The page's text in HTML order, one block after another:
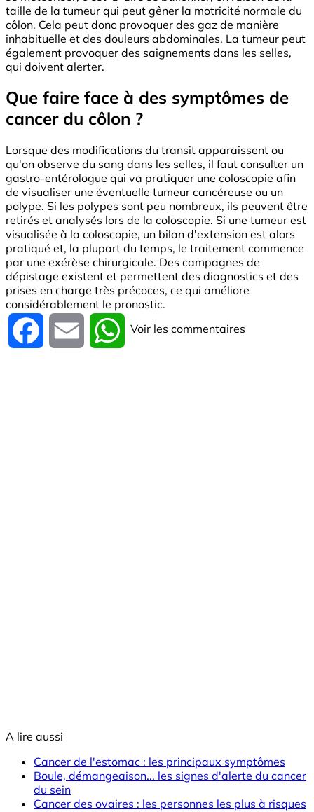
taille de la tumeur qui peut gêner la motricité normale du
côlon. Cela peut donc provoquer des gaz de manière
inhabituelle et des douleurs abdominales. La tumeur peut
également provoquer des saignements dans les selles,
qui doivent alerter.
Que faire face à des symptômes de
cancer du côlon ?
Lorsque des modifications du transit apparaissent ou
qu'on observe du sang dans les selles, il faut consulter un
gastro-entérologue qui va pratiquer une coloscopie afin
de visualiser une éventuelle tumeur cancéreuse ou un
polype. Si les polypes sont peu nombreux, ils peuvent être
retirés et analysés lors de la coloscopie. Si une tumeur est
visualisée à la coloscopie, un bilan d'extension est alors
pratiqué et, la plupart du temps, le traitement commence
par une exérèse chirurgicale. Des campagnes de
dépistage existent et permettent des diagnostics et des
prises en charge très précoces, ce qui améliore
considérablement le pronostic.
Facebook Email WhatsApp
Voir les commentaires
A lire aussi
Cancer de l'estomac : les principaux symptômes
Boule, démangeaison... les signes d'alerte du cancer
du sein
Cancer des ovaires : les personnes les plus à risques